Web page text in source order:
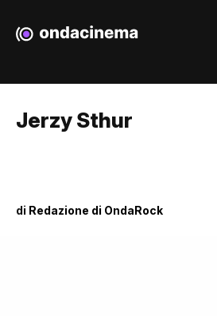
Jerzy Sthur
di Redazione di OndaRock